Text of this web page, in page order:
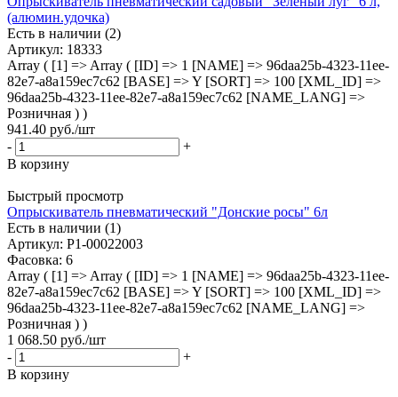
(алюмин.удочка)
Есть в наличии (2)
Артикул: 18333
Array ( [1] => Array ( [ID] => 1 [NAME] => 96daa25b-4323-11ee-
82e7-a8a159ec7c62 [BASE] => Y [SORT] => 100 [XML_ID] =>
96daa25b-4323-11ee-82e7-a8a159ec7c62 [NAME_LANG] =>
Розничная ) )
941.40 руб./шт
-
+
В корзину
Быстрый просмотр
Опрыскиватель пневматический "Донские росы" 6л
Есть в наличии (1)
Артикул: Р1-00022003
Фасовка: 6
Array ( [1] => Array ( [ID] => 1 [NAME] => 96daa25b-4323-11ee-
82e7-a8a159ec7c62 [BASE] => Y [SORT] => 100 [XML_ID] =>
96daa25b-4323-11ee-82e7-a8a159ec7c62 [NAME_LANG] =>
Розничная ) )
1 068.50 руб./шт
-
+
В корзину